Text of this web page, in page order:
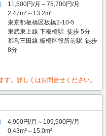
11,500円/月～75,700円/月
2.47m²～13.2m²
東京都板橋区板橋2-10-5
東武東上線 下板橋駅 徒歩 5分
都営三田線 板橋区役所前駅 徒歩
8分
。詳しくはお問合せください。
4,900円/月～109,900円/月
0.43m²～15.0m²